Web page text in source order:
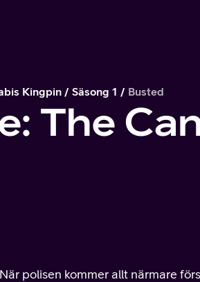
Kingpin Säsong 1 Busted
The
polisen kommer allt närmare